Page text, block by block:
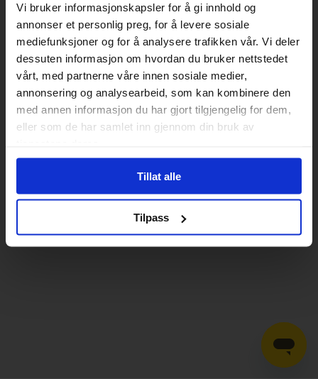
Vi bruker informasjonskapsler for å gi innhold og
annonser et personlig preg, for å levere sosiale
mediefunksjoner og for å analysere trafikken vår. Vi deler
dessuten informasjon om hvordan du bruker nettstedet
vårt, med partnerne våre innen sosiale medier,
annonsering og analysearbeid, som kan kombinere den
med annen informasjon du har gjort tilgjengelig for dem,
eller som de har samlet inn gjennom din bruk av
Tillat alle
Tilpass